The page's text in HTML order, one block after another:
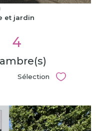
et jardin
4
Sélection